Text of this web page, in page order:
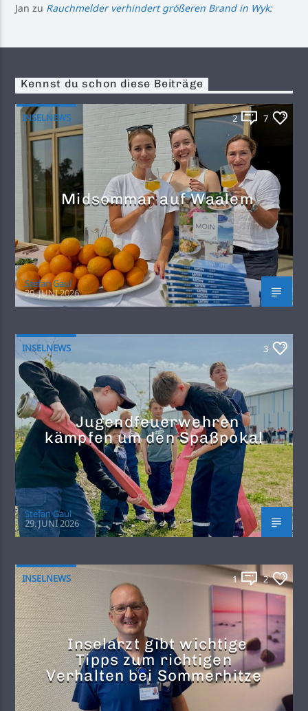
Jan zu Rauchmelder verhindert größeren Brand in Wyk:
Kennst du schon diese Beiträge
INSELNEWS 2 7
Midsommar auf Waalem
Stefan Gaul
29. JUNI 2026
INSELNEWS 3
Jugendfeuerwehren
kämpfen um den Spaßpokal
Stefan Gaul
29. JUNI 2026
INSELNEWS 1 2
Inselarzt gibt wichtige
Tipps zum richtigen
Verhalten bei Sommerhitze